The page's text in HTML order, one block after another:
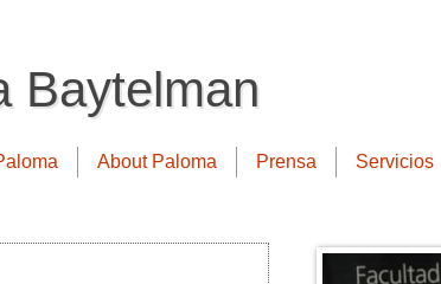
Baytelman
About Paloma Prensa Servicios